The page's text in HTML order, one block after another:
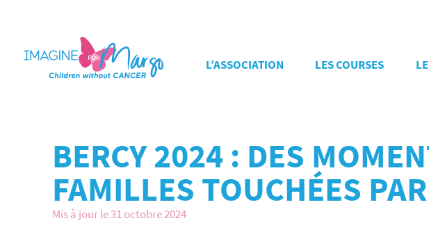
L’ASSOCIATION LES COURSES
BERCY 2024 : DES
FAMILLES TOUCHÉES
Mis à jour le 31 octobre 2024